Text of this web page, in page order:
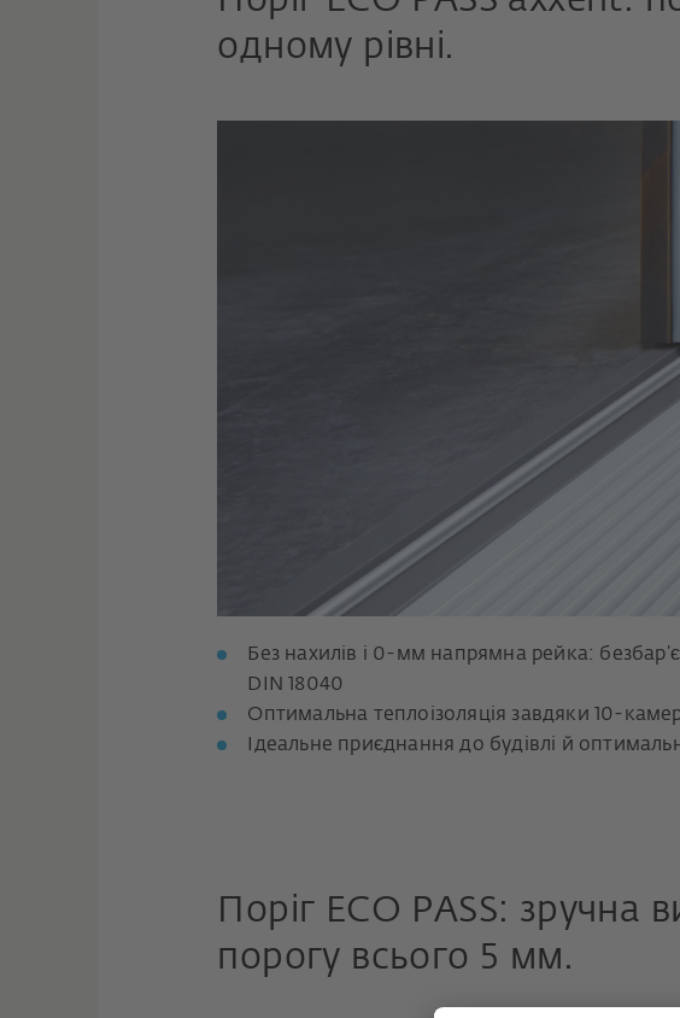
одному рівні.
Без нахилів і 0-мм напрямна рейка:
DIN 18040
Оптимальна теплоізоляція завдяки 10-
Ідеальне приєднання до будівлі й
Поріг ECO PASS: зручна
порогу всього 5 мм.